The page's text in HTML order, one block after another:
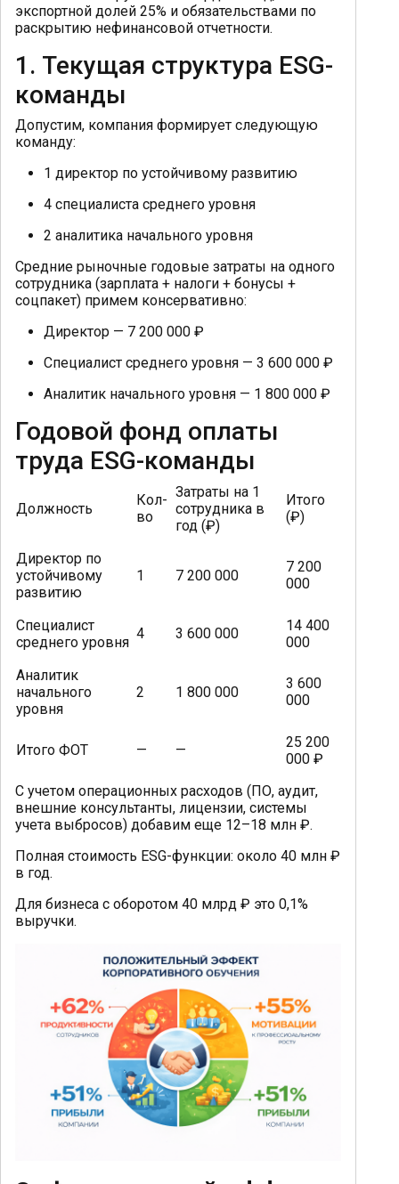
экспортной долей 25% и обязательствами по
раскрытию нефинансовой отчетности.
1. Текущая структура ESG-
команды
Допустим, компания формирует следующую
команду:
1 директор по устойчивому развитию
4 специалиста среднего уровня
2 аналитика начального уровня
Средние рыночные годовые затраты на одного
сотрудника (зарплата + налоги + бонусы +
соцпакет) примем консервативно:
Директор — 7 200 000 ₽
Специалист среднего уровня — 3 600 000 ₽
Аналитик начального уровня — 1 800 000 ₽
Годовой фонд оплаты
труда ESG-команды
Должность
Кол-
во
Затраты на 1
сотрудника в
год (₽)
Итого
(₽)
Директор по
устойчивому
развитию
1 7 200 000
7 200
000
Специалист
среднего уровня
4 3 600 000
14 400
000
Аналитик
начального
уровня
2 1 800 000
3 600
000
Итого ФОТ — —
25 200
000 ₽
С учетом операционных расходов (ПО, аудит,
внешние консультанты, лицензии, системы
учета выбросов) добавим еще 12–18 млн ₽.
Полная стоимость ESG-функции: около 40 млн ₽
в год.
Для бизнеса с оборотом 40 млрд ₽ это 0,1%
выручки.